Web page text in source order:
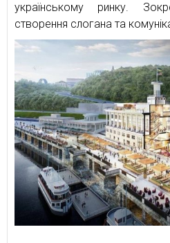
українському ринку.
створення слогана та